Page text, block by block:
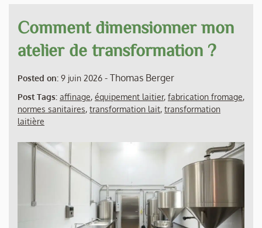
Comment dimensionner mon
atelier de transformation ?
Posted on: 9 juin 2026 - Thomas Berger
Post Tags: affinage, équipement laitier, fabrication fromage,
normes sanitaires, transformation lait, transformation
laitière